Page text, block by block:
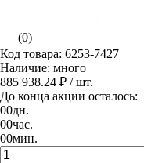
(0)
Код товара: 6253-7427
Наличие: много
885 938.24 ₽ / шт.
До конца акции осталось:
00дн.
00час.
00мин.